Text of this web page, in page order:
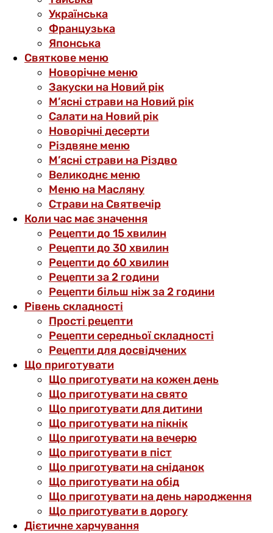
Українська
Французька
Японська
Святкове меню
Новорічне меню
Закуски на Новий рік
М’ясні страви на Новий рік
Салати на Новий рік
Новорічні десерти
Різдвяне меню
М’ясні страви на Різдво
Великоднє меню
Меню на Масляну
Страви на Святвечір
Коли час має значення
Рецепти до 15 хвилин
Рецепти до 30 хвилин
Рецепти до 60 хвилин
Рецепти за 2 години
Рецепти більш ніж за 2 години
Рівень складності
Прості рецепти
Рецепти середньої складності
Рецепти для досвідчених
Що приготувати
Що приготувати на кожен день
Що приготувати на свято
Що приготувати для дитини
Що приготувати на пікнік
Що приготувати на вечерю
Що приготувати в піст
Що приготувати на сніданок
Що приготувати на обід
Що приготувати на день народження
Що приготувати в дорогу
Дієтичне харчування